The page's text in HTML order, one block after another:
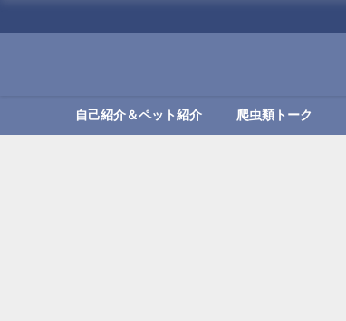
自己紹介＆ペット紹介 爬虫類トーク